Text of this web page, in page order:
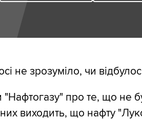
не зрозуміло, чи
"Нафтогазу" про те, що не
них виходить, що нафту